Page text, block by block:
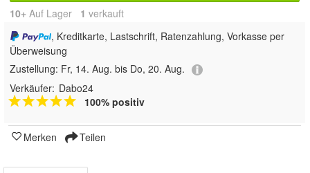
10+ Auf Lager 1 verkauft
, Kreditkarte, Lastschrift, Ratenzahlung, Vorkasse per
Überweisung
Zustellung: Fr, 14. Aug. bis Do, 20. Aug.
Verkäufer: Dabo24
100% positiv
Merken Teilen